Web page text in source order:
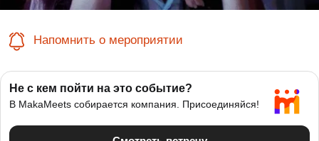
Напомнить о мероприятии